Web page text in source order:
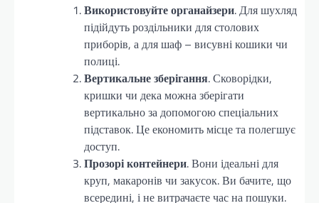
Використовуйте органайзери. Для шухляд
підійдуть роздільники для столових
приборів, а для шаф – висувні кошики чи
полиці.
Вертикальне зберігання. Сковорідки,
кришки чи дека можна зберігати
вертикально за допомогою спеціальних
підставок. Це економить місце та полегшує
доступ.
Прозорі контейнери. Вони ідеальні для
круп, макаронів чи закусок. Ви бачите, що
всередині, і не витрачаєте час на пошуки.